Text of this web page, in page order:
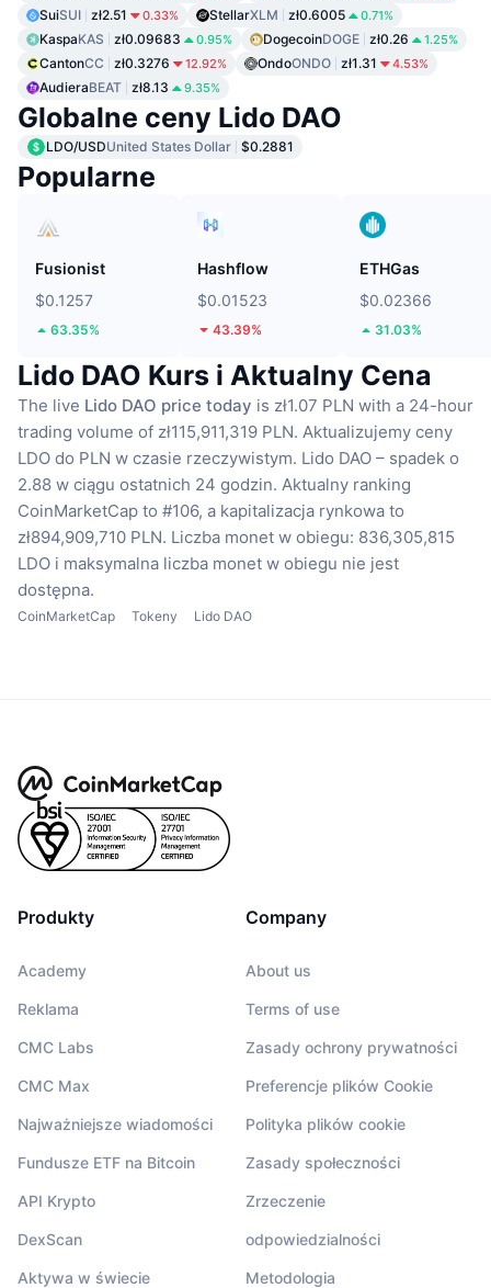
SuiSUI zł2.51 0.33% StellarXLM zł0.6005 0.71%
KaspaKAS zł0.09683 0.95% DogecoinDOGE zł0.26 1.25%
CantonCC zł0.3276 12.92% OndoONDO zł1.31 4.53%
AudieraBEAT zł8.13 9.35%
Globalne ceny Lido DAO
LDO/USDUnited States Dollar $0.2881
Popularne
Fusionist
$0.1257
63.35%
Hashflow
$0.01523
43.39%
ETHGas
$0.02366
31.03%
Lido DAO Kurs i Aktualny Cena
The live Lido DAO price today is zł1.07 PLN with a 24-hour
trading volume of zł115,911,319 PLN. Aktualizujemy ceny
LDO do PLN w czasie rzeczywistym. Lido DAO – spadek o
2.88 w ciągu ostatnich 24 godzin. Aktualny ranking
CoinMarketCap to #106, a kapitalizacja rynkowa to
zł894,909,710 PLN. Liczba monet w obiegu: 836,305,815
LDO i maksymalna liczba monet w obiegu nie jest
dostępna.
CoinMarketCap Tokeny Lido DAO
Produkty
Academy
Reklama
CMC Labs
CMC Max
Najważniejsze wiadomości
Fundusze ETF na Bitcoin
API Krypto
DexScan
Aktywa w świecie
Company
About us
Terms of use
Zasady ochrony prywatności
Preferencje plików Cookie
Polityka plików cookie
Zasady społeczności
Zrzeczenie
odpowiedzialności
Metodologia